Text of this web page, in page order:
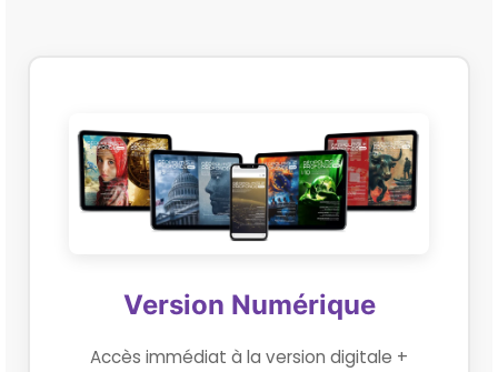
Version Numérique
Accès immédiat à la version digitale +